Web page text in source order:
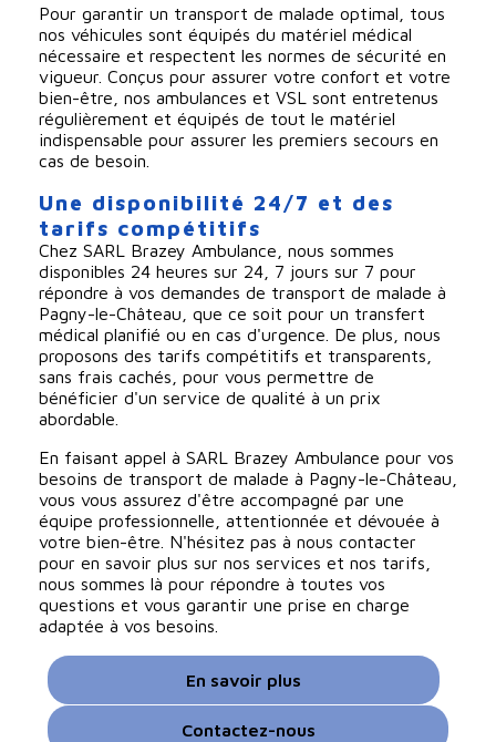
Pour garantir un transport de malade optimal, tous
nos véhicules sont équipés du matériel médical
nécessaire et respectent les normes de sécurité en
vigueur. Conçus pour assurer votre confort et votre
bien-être, nos ambulances et VSL sont entretenus
régulièrement et équipés de tout le matériel
indispensable pour assurer les premiers secours en
cas de besoin.
Une disponibilité 24/7 et des
tarifs compétitifs
Chez SARL Brazey Ambulance, nous sommes
disponibles 24 heures sur 24, 7 jours sur 7 pour
répondre à vos demandes de transport de malade à
Pagny-le-Château, que ce soit pour un transfert
médical planifié ou en cas d'urgence. De plus, nous
proposons des tarifs compétitifs et transparents,
sans frais cachés, pour vous permettre de
bénéficier d'un service de qualité à un prix
abordable.
En faisant appel à SARL Brazey Ambulance pour vos
besoins de transport de malade à Pagny-le-Château,
vous vous assurez d'être accompagné par une
équipe professionnelle, attentionnée et dévouée à
votre bien-être. N'hésitez pas à nous contacter
pour en savoir plus sur nos services et nos tarifs,
nous sommes là pour répondre à toutes vos
questions et vous garantir une prise en charge
adaptée à vos besoins.
En savoir plus
Contactez-nous